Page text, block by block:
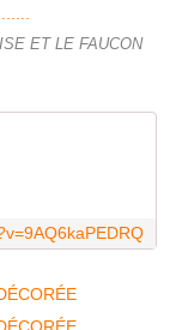
ET LE FAUCON